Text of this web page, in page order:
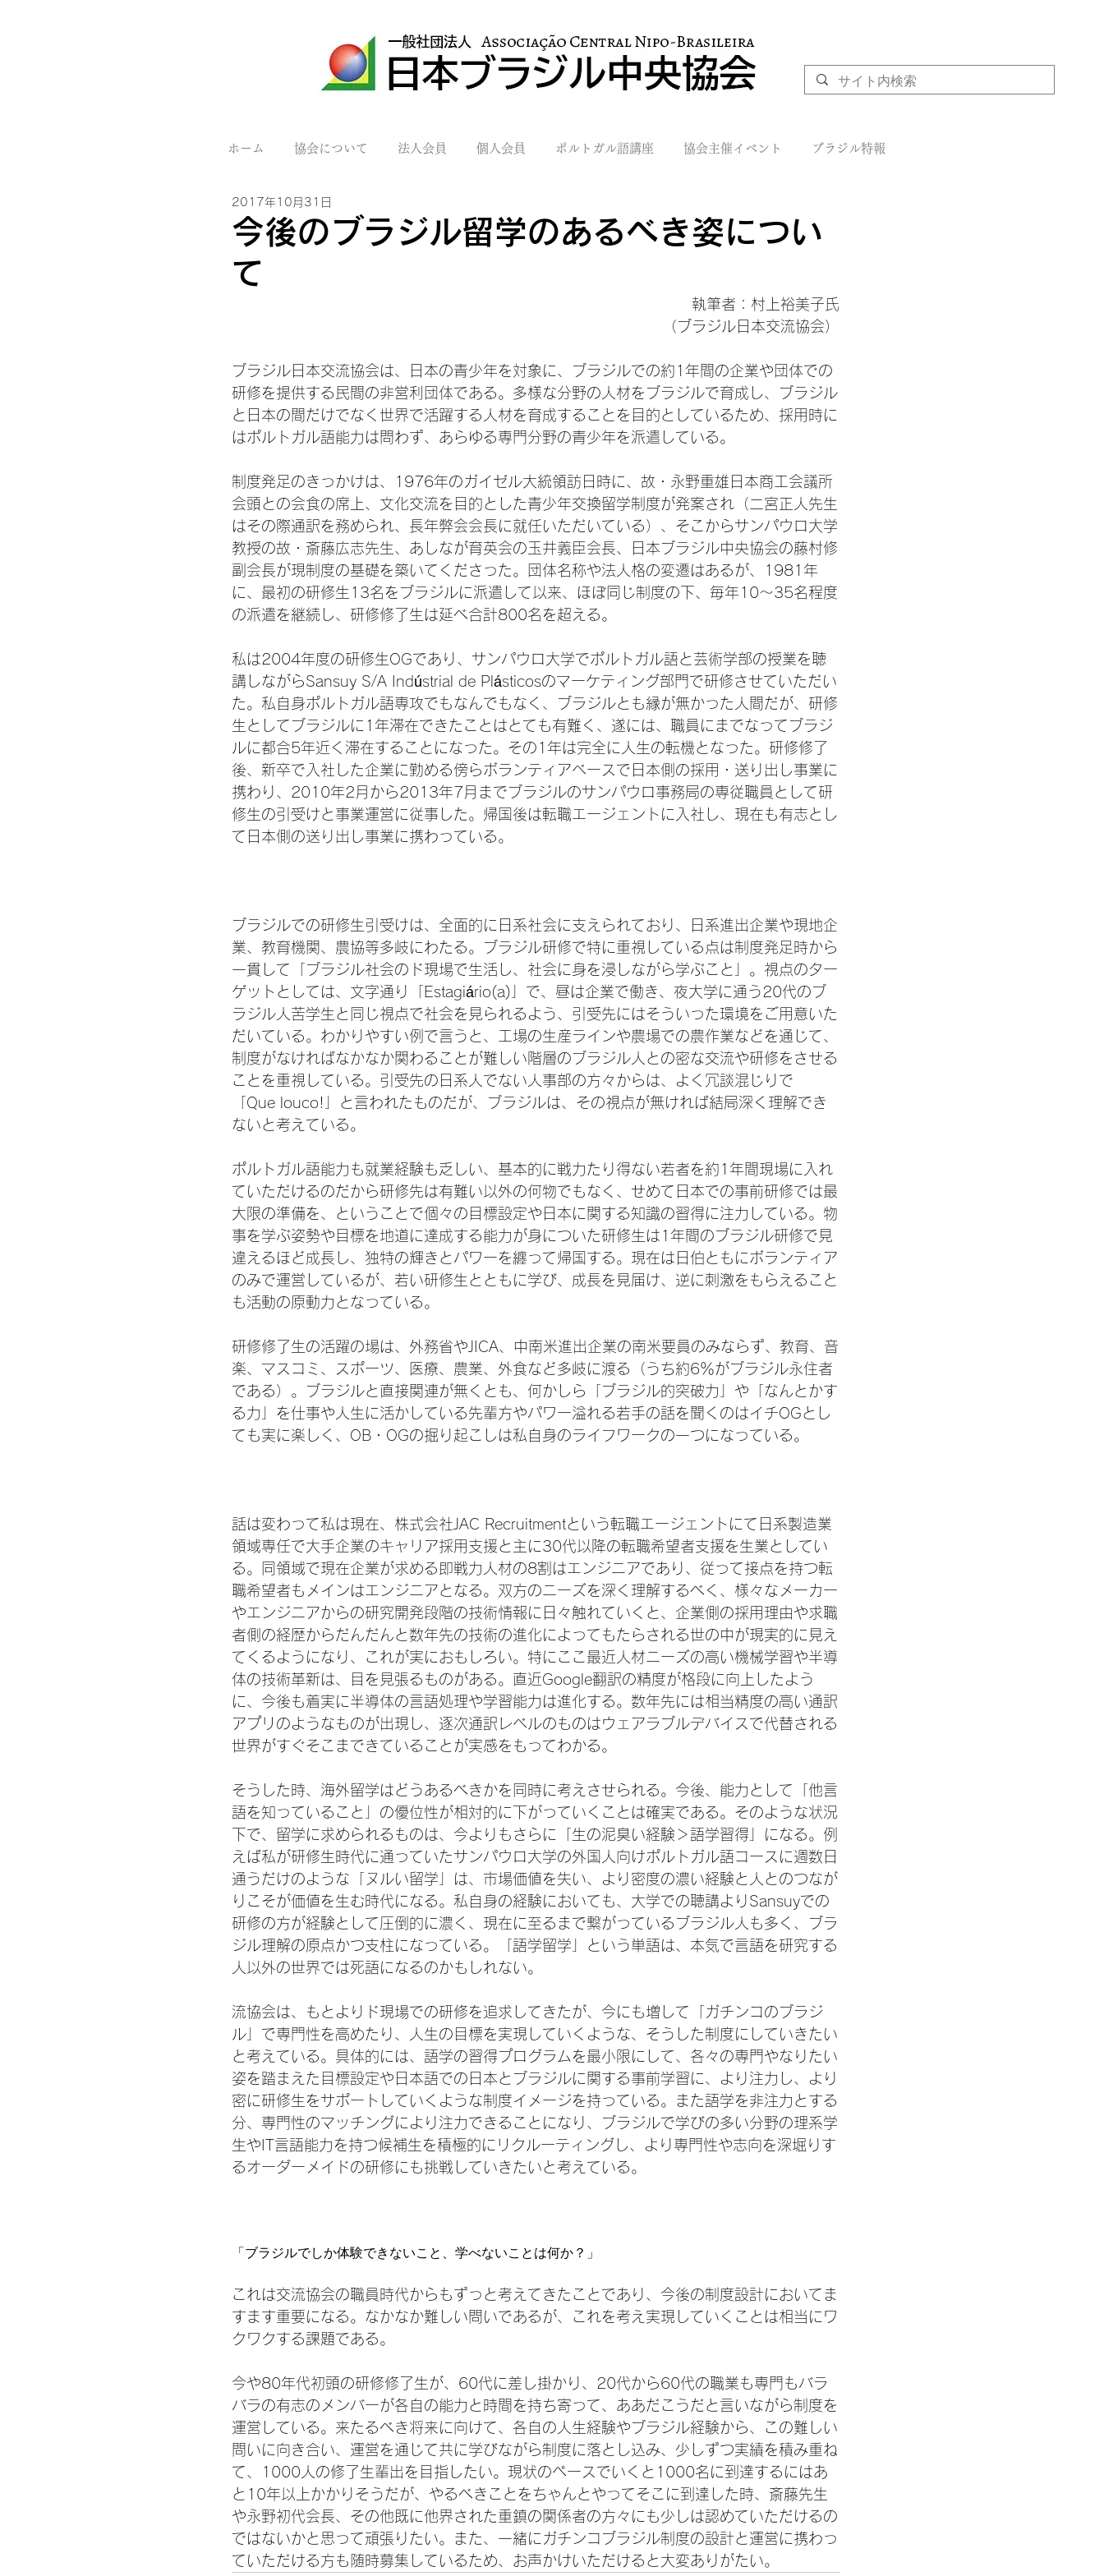
ホーム 協会について 法人会員 個人会員 ポルトガル語講座 協会主催イベント ブラジル特報
今後のブラジル留学のあるべき姿につい
て
2017年10月31日
執筆者：村上裕美子氏
（ブラジル日本交流協会）
ブラジル日本交流協会は、日本の青少年を対象に、ブラジルでの約1年間の企業や団体での
研修を提供する民間の非営利団体である。多様な分野の人材をブラジルで育成し、ブラジル
と日本の間だけでなく世界で活躍する人材を育成することを目的としているため、採用時に
はポルトガル語能力は問わず、あらゆる専門分野の青少年を派遣している。
制度発足のきっかけは、1976年のガイゼル大統領訪日時に、故・永野重雄日本商工会議所
会頭との会食の席上、文化交流を目的とした青少年交換留学制度が発案され（二宮正人先生
はその際通訳を務められ、長年弊会会長に就任いただいている）、そこからサンパウロ大学
教授の故・斎藤広志先生、あしなが育英会の玉井義臣会長、日本ブラジル中央協会の藤村修
副会長が現制度の基礎を築いてくださった。団体名称や法人格の変遷はあるが、1981年
に、最初の研修生13名をブラジルに派遣して以来、ほぼ同じ制度の下、毎年10〜35名程度
の派遣を継続し、研修修了生は延べ合計800名を超える。
私は2004年度の研修生OGであり、サンパウロ大学でポルトガル語と芸術学部の授業を聴
講しながらSansuy S/A Indústrial de Plásticosのマーケティング部門で研修させていただい
た。私自身ポルトガル語専攻でもなんでもなく、ブラジルとも縁が無かった人間だが、研修
生としてブラジルに1年滞在できたことはとても有難く、遂には、職員にまでなってブラジ
ルに都合5年近く滞在することになった。その1年は完全に人生の転機となった。研修修了
後、新卒で入社した企業に勤める傍らボランティアベースで日本側の採用・送り出し事業に
携わり、2010年2月から2013年7月までブラジルのサンパウロ事務局の専従職員として研
修生の引受けと事業運営に従事した。帰国後は転職エージェントに入社し、現在も有志とし
て日本側の送り出し事業に携わっている。
ブラジルでの研修生引受けは、全面的に日系社会に支えられており、日系進出企業や現地企
業、教育機関、農協等多岐にわたる。ブラジル研修で特に重視している点は制度発足時から
一貫して「ブラジル社会のド現場で生活し、社会に身を浸しながら学ぶこと」。視点のター
ゲットとしては、文字通り「Estagiário(a)」で、昼は企業で働き、夜大学に通う20代のブ
ラジル人苦学生と同じ視点で社会を見られるよう、引受先にはそういった環境をご用意いた
だいている。わかりやすい例で言うと、工場の生産ラインや農場での農作業などを通じて、
制度がなければなかなか関わることが難しい階層のブラジル人との密な交流や研修をさせる
ことを重視している。引受先の日系人でない人事部の方々からは、よく冗談混じりで
「Que louco!」と言われたものだが、ブラジルは、その視点が無ければ結局深く理解でき
ないと考えている。
ポルトガル語能力も就業経験も乏しい、基本的に戦力たり得ない若者を約1年間現場に入れ
ていただけるのだから研修先は有難い以外の何物でもなく、せめて日本での事前研修では最
大限の準備を、ということで個々の目標設定や日本に関する知識の習得に注力している。物
事を学ぶ姿勢や目標を地道に達成する能力が身についた研修生は1年間のブラジル研修で見
違えるほど成長し、独特の輝きとパワーを纏って帰国する。現在は日伯ともにボランティア
のみで運営しているが、若い研修生とともに学び、成長を見届け、逆に刺激をもらえること
も活動の原動力となっている。
研修修了生の活躍の場は、外務省やJICA、中南米進出企業の南米要員のみならず、教育、音
楽、マスコミ、スポーツ、医療、農業、外食など多岐に渡る（うち約6％がブラジル永住者
である）。ブラジルと直接関連が無くとも、何かしら「ブラジル的突破力」や「なんとかす
る力」を仕事や人生に活かしている先輩方やパワー溢れる若手の話を聞くのはイチOGとし
ても実に楽しく、OB・OGの掘り起こしは私自身のライフワークの一つになっている。
話は変わって私は現在、株式会社JAC Recruitmentという転職エージェントにて日系製造業
領域専任で大手企業のキャリア採用支援と主に30代以降の転職希望者支援を生業としてい
る。同領域で現在企業が求める即戦力人材の8割はエンジニアであり、従って接点を持つ転
職希望者もメインはエンジニアとなる。双方のニーズを深く理解するべく、様々なメーカー
やエンジニアからの研究開発段階の技術情報に日々触れていくと、企業側の採用理由や求職
者側の経歴からだんだんと数年先の技術の進化によってもたらされる世の中が現実的に見え
てくるようになり、これが実におもしろい。特にここ最近人材ニーズの高い機械学習や半導
体の技術革新は、目を見張るものがある。直近Google翻訳の精度が格段に向上したよう
に、今後も着実に半導体の言語処理や学習能力は進化する。数年先には相当精度の高い通訳
アプリのようなものが出現し、逐次通訳レベルのものはウェアラブルデバイスで代替される
世界がすぐそこまできていることが実感をもってわかる。
そうした時、海外留学はどうあるべきかを同時に考えさせられる。今後、能力として「他言
語を知っていること」の優位性が相対的に下がっていくことは確実である。そのような状況
下で、留学に求められるものは、今よりもさらに「生の泥臭い経験＞語学習得」になる。例
えば私が研修生時代に通っていたサンパウロ大学の外国人向けポルトガル語コースに週数日
通うだけのような「ヌルい留学」は、市場価値を失い、より密度の濃い経験と人とのつなが
りこそが価値を生む時代になる。私自身の経験においても、大学での聴講よりSansuyでの
研修の方が経験として圧倒的に濃く、現在に至るまで繋がっているブラジル人も多く、ブラ
ジル理解の原点かつ支柱になっている。「語学留学」という単語は、本気で言語を研究する
人以外の世界では死語になるのかもしれない。
流協会は、もとよりド現場での研修を追求してきたが、今にも増して「ガチンコのブラジ
ル」で専門性を高めたり、人生の目標を実現していくような、そうした制度にしていきたい
と考えている。具体的には、語学の習得プログラムを最小限にして、各々の専門やなりたい
姿を踏まえた目標設定や日本語での日本とブラジルに関する事前学習に、より注力し、より
密に研修生をサポートしていくような制度イメージを持っている。また語学を非注力とする
分、専門性のマッチングにより注力できることになり、ブラジルで学びの多い分野の理系学
生やIT言語能力を持つ候補生を積極的にリクルーティングし、より専門性や志向を深堀りす
るオーダーメイドの研修にも挑戦していきたいと考えている。
「ブラジルでしか体験できないこと、学べないことは何か？」
これは交流協会の職員時代からもずっと考えてきたことであり、今後の制度設計においてま
すます重要になる。なかなか難しい問いであるが、これを考え実現していくことは相当にワ
クワクする課題である。
今や80年代初頭の研修修了生が、60代に差し掛かり、20代から60代の職業も専門もバラ
バラの有志のメンバーが各自の能力と時間を持ち寄って、ああだこうだと言いながら制度を
運営している。来たるべき将来に向けて、各自の人生経験やブラジル経験から、この難しい
問いに向き合い、運営を通じて共に学びながら制度に落とし込み、少しずつ実績を積み重ね
て、1000人の修了生輩出を目指したい。現状のペースでいくと1000名に到達するにはあ
と10年以上かかりそうだが、やるべきことをちゃんとやってそこに到達した時、斎藤先生
や永野初代会長、その他既に他界された重鎮の関係者の方々にも少しは認めていただけるの
ではないかと思って頑張りたい。また、一緒にガチンコブラジル制度の設計と運営に携わっ
ていただける方も随時募集しているため、お声かけいただけると大変ありがたい。